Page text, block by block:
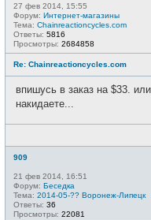
27 фев 2014, 15:55
Форум: Интернет-магазины
Тема: Chainreactioncycles.com
Ответы: 5816
Просмотры: 2684858
Re: Chainreactioncycles.com
впишусь в заказ на $33.
накидаете...
909
21 фев 2014, 16:51
Форум: Беседка
Тема: 2014-05-?? Воронеж-Липецк
Ответы: 36
Просмотры: 22081